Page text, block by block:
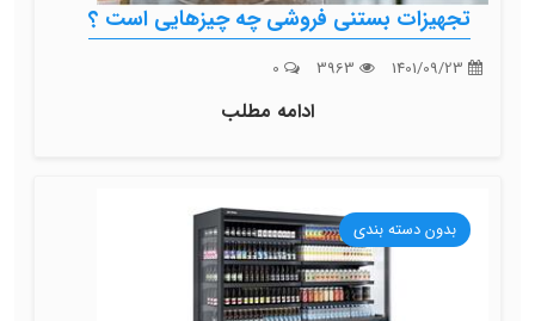
تجهیزات بستنی فروشی چه چیزهایی است ؟
ادامه مطلب
بدون دسته بندی